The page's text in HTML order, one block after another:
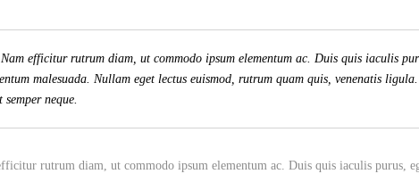
efficitur rutrum diam, ut commodo ipsum elementum ac. Duis quis iaculis
malesuada. Nullam eget lectus euismod, rutrum quam quis, venenatis ligula.
neque.
rutrum diam, ut commodo ipsum elementum ac. Duis quis iaculis purus,